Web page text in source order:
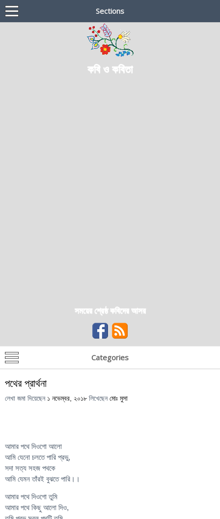
Sections
কবি ও কবিতা
সময়ের শ্রেষ্ঠ কবিদের আসর
Categories
পথের প্রার্থনা
লেখা জমা দিয়েছেন ১ নভেম্বর, ২০১৮লিখেছেন মোঃ মুসা
আমার পথে দিওগো আলো
আমি যেনো চলতে পারি প্রভু,
সদা সত্য সহজ পথকে
আমি যেমন তাঁরই বুঝতে পারি।।
আমার পথে দিওগো তুমি
আমার পথে কিছু আলো দিও,